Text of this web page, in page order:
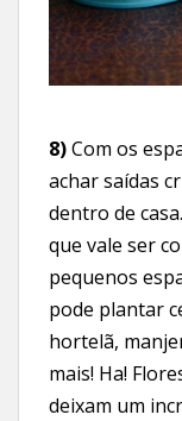
8)Com os
achar saídas
dentro de
que vale ser
pequenos
pode plantar
hortelã,
mais! Ha!
deixam um